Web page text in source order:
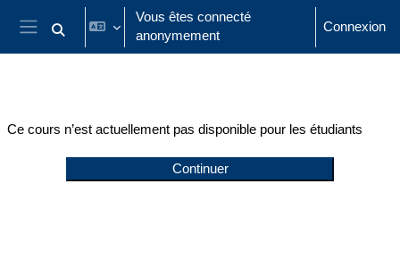
Passer au contenu principal
Panneau latéral
Activer/désactiver la saisie de recherche
Vous êtes connecté
anonymement
Connexion
Ce cours n’est actuellement pas disponible pour les étudiants
Continuer